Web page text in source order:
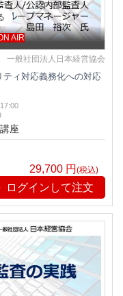
AIR
一般社団法人日本経営協会
ィ対応義務化への対応
座
29,700 円 (税込)
ログインして注文